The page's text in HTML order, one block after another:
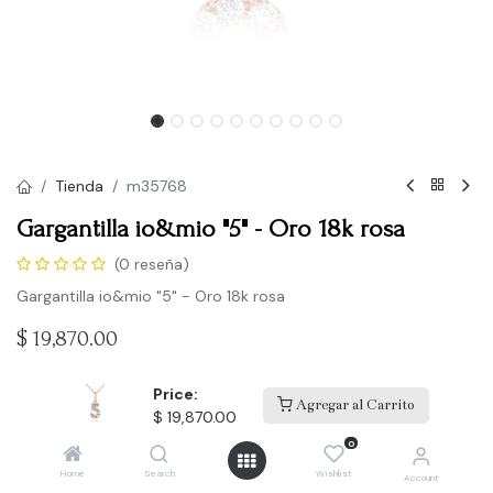
Price:
$ 19,870.00
Agregar al Carrito
Home Search
0
Wishlist Account
Tienda m35768
Gargantilla io&mio "5" - Oro 18k rosa
(0 reseña)
Gargantilla io&mio "5" - Oro 18k rosa
$ 19,870.00
Comprar
Agregar a la lista de deseos